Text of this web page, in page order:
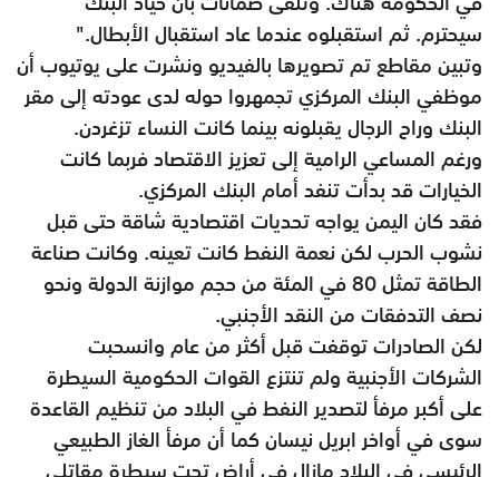
سيحترم. ثم استقبلوه عندما عاد استقبال الأبطال."
وتبين مقاطع تم تصويرها بالفيديو ونشرت على يوتيوب أن
موظفي البنك المركزي تجمهروا حوله لدى عودته إلى مقر
البنك وراح الرجال يقبلونه بينما كانت النساء تزغردن.
ورغم المساعي الرامية إلى تعزيز الاقتصاد فربما كانت
الخيارات قد بدأت تنفد أمام البنك المركزي.
فقد كان اليمن يواجه تحديات اقتصادية شاقة حتى قبل
نشوب الحرب لكن نعمة النفط كانت تعينه. وكانت صناعة
الطاقة تمثل 80 في المئة من حجم موازنة الدولة ونحو
نصف التدفقات من النقد الأجنبي.
لكن الصادرات توقفت قبل أكثر من عام وانسحبت
الشركات الأجنبية ولم تنتزع القوات الحكومية السيطرة
على أكبر مرفأ لتصدير النفط في البلاد من تنظيم القاعدة
سوى في أواخر ابريل نيسان كما أن مرفأ الغاز الطبيعي